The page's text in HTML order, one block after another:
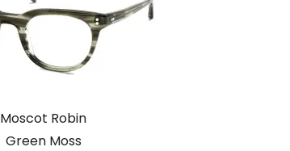
Moscot Robin
Green Moss